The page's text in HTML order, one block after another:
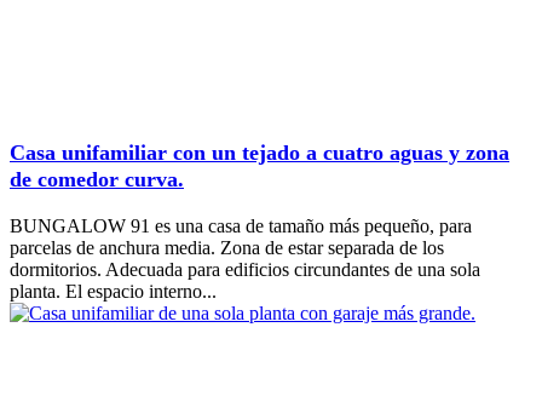
Casa unifamiliar con un tejado a cuatro aguas y zona
de comedor curva.
BUNGALOW 91 es una casa de tamaño más pequeño, para
parcelas de anchura media. Zona de estar separada de los
dormitorios. Adecuada para edificios circundantes de una sola
planta. El espacio interno...